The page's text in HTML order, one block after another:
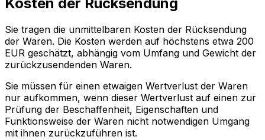
Kosten der Rücksendung
Sie tragen die unmittelbaren Kosten der Rücksendung
der Waren. Die Kosten werden auf höchstens etwa 200
EUR geschätzt, abhängig vom Umfang und Gewicht der
zurückzusendenden Waren.
Sie müssen für einen etwaigen Wertverlust der Waren
nur aufkommen, wenn dieser Wertverlust auf einen zur
Prüfung der Beschaffenheit, Eigenschaften und
Funktionsweise der Waren nicht notwendigen Umgang
mit ihnen zurückzuführen ist.